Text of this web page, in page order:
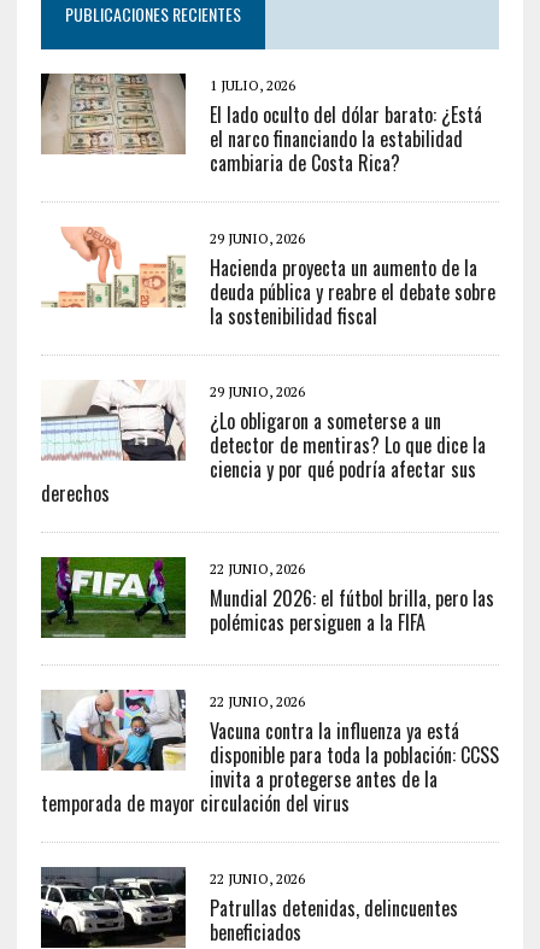
PUBLICACIONES RECIENTES
1 JULIO, 2026
El lado oculto del dólar barato: ¿Está
el narco financiando la estabilidad
cambiaria de Costa Rica?
29 JUNIO, 2026
Hacienda proyecta un aumento de la
deuda pública y reabre el debate sobre
la sostenibilidad fiscal
29 JUNIO, 2026
¿Lo obligaron a someterse a un
detector de mentiras? Lo que dice la
ciencia y por qué podría afectar sus
derechos
22 JUNIO, 2026
Mundial 2026: el fútbol brilla, pero las
polémicas persiguen a la FIFA
22 JUNIO, 2026
Vacuna contra la influenza ya está
disponible para toda la población: CCSS
invita a protegerse antes de la
temporada de mayor circulación del virus
22 JUNIO, 2026
Patrullas detenidas, delincuentes
beneficiados